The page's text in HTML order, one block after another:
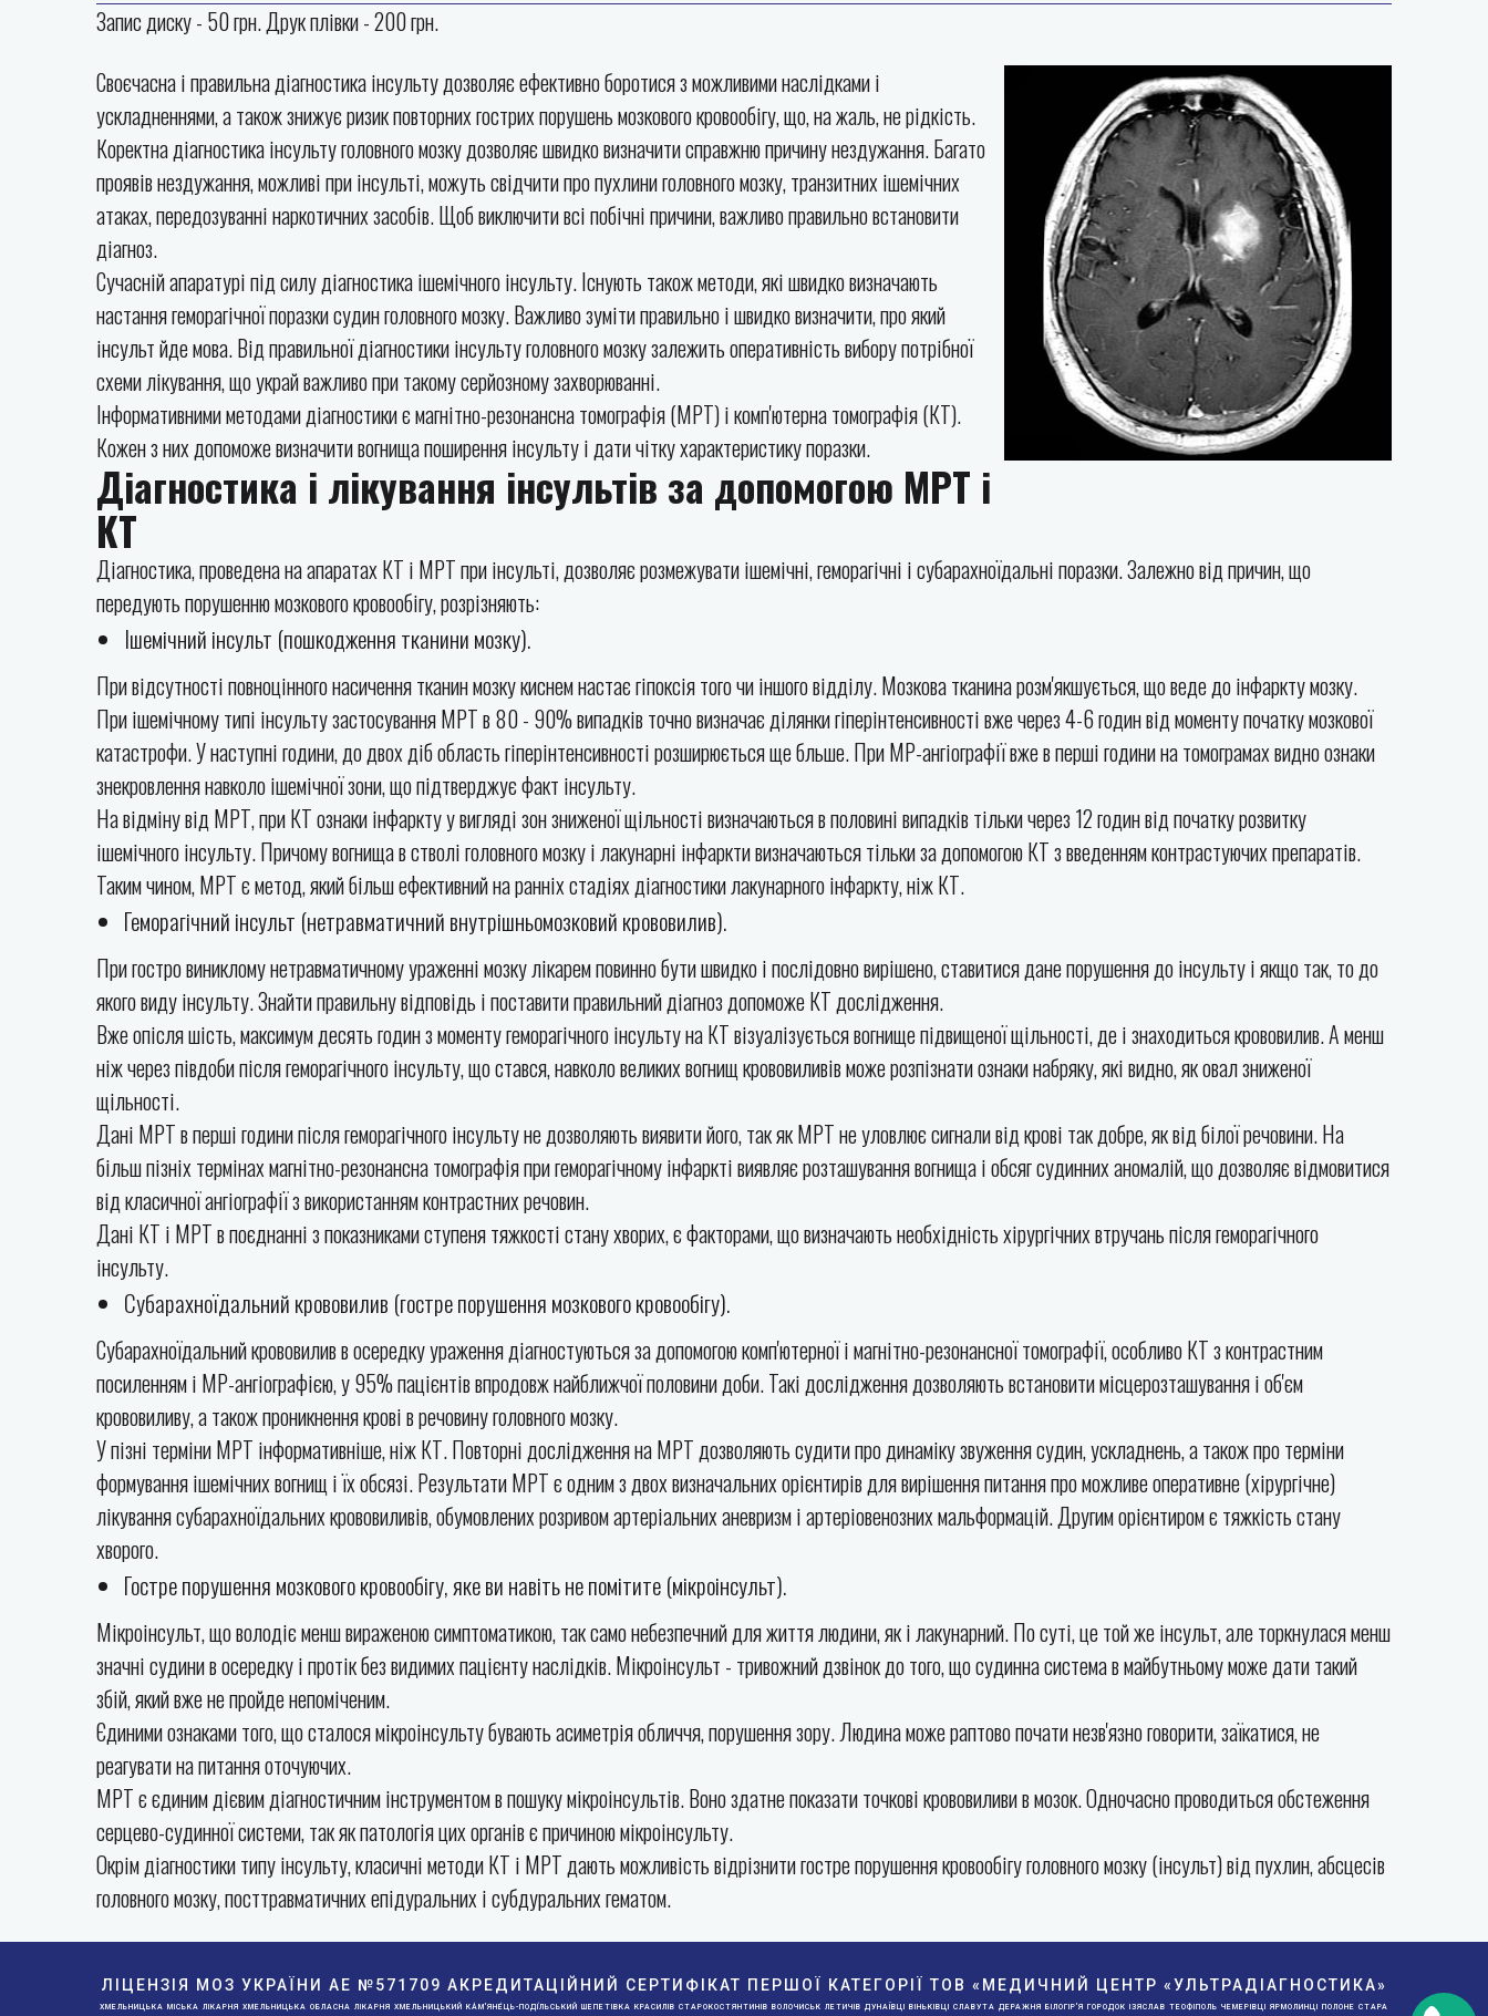
Запис диску - 50 грн. Друк плівки - 200 грн.
Своєчасна і правильна діагностика інсульту дозволяє ефективно боротися з можливими наслідками і
ускладненнями, а також знижує ризик повторних гострих порушень мозкового кровообігу, що, на жаль, не рідкість.
Коректна діагностика інсульту головного мозку дозволяє швидко визначити справжню причину нездужання. Багато
проявів нездужання, можливі при інсульті, можуть свідчити про пухлини головного мозку, транзитних ішемічних
атаках, передозуванні наркотичних засобів. Щоб виключити всі побічні причини, важливо правильно встановити
діагноз.
Сучасній апаратурі під силу діагностика ішемічного інсульту. Існують також методи, які швидко визначають
настання геморагічної поразки судин головного мозку. Важливо зуміти правильно і швидко визначити, про який
інсульт йде мова. Від правильної діагностики інсульту головного мозку залежить оперативність вибору потрібної
схеми лікування, що украй важливо при такому серйозному захворюванні.
Інформативними методами діагностики є магнітно-резонансна томографія (МРТ) і комп'ютерна томографія (КТ).
Кожен з них допоможе визначити вогнища поширення інсульту і дати чітку характеристику поразки.
Діагностика і лікування інсультів за допомогою МРТ і
КТ
Діагностика, проведена на апаратах КТ і МРТ при інсульті, дозволяє розмежувати ішемічні, геморагічні і субарахноїдальні поразки. Залежно від причин, що
передують порушенню мозкового кровообігу, розрізняють:
Ішемічний інсульт (пошкодження тканини мозку).
При відсутності повноцінного насичення тканин мозку киснем настає гіпоксія того чи іншого відділу. Мозкова тканина розм'якшується, що веде до інфаркту мозку.
При ішемічному типі інсульту застосування МРТ в 80 - 90% випадків точно визначає ділянки гіперінтенсивності вже через 4-6 годин від моменту початку мозкової
катастрофи. У наступні години, до двох діб область гіперінтенсивності розширюється ще бльше. При МР-ангіографії вже в перші години на томограмах видно ознаки
знекровлення навколо ішемічної зони, що підтверджує факт інсульту.
На відміну від МРТ, при КТ ознаки інфаркту у вигляді зон зниженої щільності визначаються в половині випадків тільки через 12 годин від початку розвитку
ішемічного інсульту. Причому вогнища в стволі головного мозку і лакунарні інфаркти визначаються тільки за допомогою КТ з введенням контрастуючих препаратів.
Таким чином, МРТ є метод, який більш ефективний на ранніх стадіях діагностики лакунарного інфаркту, ніж КТ.
Геморагічний інсульт (нетравматичний внутрішньомозковий крововилив).
При гостро виниклому нетравматичному ураженні мозку лікарем повинно бути швидко і послідовно вирішено, ставитися дане порушення до інсульту і якщо так, то до
якого виду інсульту. Знайти правильну відповідь і поставити правильний діагноз допоможе КТ дослідження.
Вже опісля шість, максимум десять годин з моменту геморагічного інсульту на КТ візуалізується вогнище підвищеної щільності, де і знаходиться крововилив. А менш
ніж через півдоби після геморагічного інсульту, що стався, навколо великих вогнищ крововиливів може розпізнати ознаки набряку, які видно, як овал зниженої
щільності.
Дані МРТ в перші години після геморагічного інсульту не дозволяють виявити його, так як МРТ не уловлює сигнали від крові так добре, як від білої речовини. На
більш пізніх термінах магнітно-резонансна томографія при геморагічному інфаркті виявляє розташування вогнища і обсяг судинних аномалій, що дозволяє відмовитися
від класичної ангіографії з використанням контрастних речовин.
Дані КТ і МРТ в поєднанні з показниками ступеня тяжкості стану хворих, є факторами, що визначають необхідність хірургічних втручань після геморагічного
інсульту.
Субарахноїдальний крововилив (гостре порушення мозкового кровообігу).
Субарахноїдальний крововилив в осередку ураження діагностуються за допомогою комп'ютерної і магнітно-резонансної томографії, особливо КТ з контрастним
посиленням і МР-ангіографією, у 95% пацієнтів впродовж найближчої половини доби. Такі дослідження дозволяють встановити місцерозташування і об'єм
крововиливу, а також проникнення крові в речовину головного мозку.
У пізні терміни МРТ інформативніше, ніж КТ. Повторні дослідження на МРТ дозволяють судити про динаміку звуження судин, ускладнень, а також про терміни
формування ішемічних вогнищ і їх обсязі. Результати МРТ є одним з двох визначальних орієнтирів для вирішення питання про можливе оперативне (хірургічне)
лікування субарахноїдальних крововиливів, обумовлених розривом артеріальних аневризм і артеріовенозних мальформацій. Другим орієнтиром є тяжкість стану
хворого.
Гостре порушення мозкового кровообігу, яке ви навіть не помітите (мікроінсульт).
Мікроінсульт, що володіє менш вираженою симптоматикою, так само небезпечний для життя людини, як і лакунарний. По суті, це той же інсульт, але торкнулася менш
значні судини в осередку і протік без видимих пацієнту наслідків. Мікроінсульт - тривожний дзвінок до того, що судинна система в майбутньому може дати такий
збій, який вже не пройде непоміченим.
Єдиними ознаками того, що сталося мікроінсульту бувають асиметрія обличчя, порушення зору. Людина може раптово почати незв'язно говорити, заїкатися, не
реагувати на питання оточуючих.
МРТ є єдиним дієвим діагностичним інструментом в пошуку мікроінсультів. Воно здатне показати точкові крововиливи в мозок. Одночасно проводиться обстеження
серцево-судинної системи, так як патологія цих органів є причиною мікроінсульту.
Окрім діагностики типу інсульту, класичні методи КТ і МРТ дають можливість відрізнити гостре порушення кровообігу головного мозку (інсульт) від пухлин, абсцесів
головного мозку, посттравматичних епідуральних і субдуральних гематом.
ЛІЦЕНЗІЯ МОЗ УКРАЇНИ АE №571709 АКРЕДИТАЦІЙНИЙ СЕРТИФІКАТ ПЕРШОЇ КАТЕГОРІЇ ТОВ «МЕДИЧНИЙ ЦЕНТР «УЛЬТРАДІАГНОСТИКА»
ХМЕЛЬНИЦЬКА МІСЬКА ЛІКАРНЯ ХМЕЛЬНИЦЬКА ОБЛАСНА ЛІКАРНЯ ХМЕЛЬНИЦЬКИЙ КА́М'ЯНЕ́ЦЬ-ПОДІ́ЛЬСЬКИЙ ШЕПЕТІВКА КРАСИЛІВ СТАРОКОСТЯНТИНІВ ВОЛОЧИСЬК ЛЕТИЧІВ ДУНАЇВЦІ ВІНЬКІВЦІ СЛАВУТА ДЕРАЖНЯ БІЛОГІР'Я ГОРОДОК ІЗЯСЛАВ ТЕОФІПОЛЬ ЧЕМЕРІВЦІ ЯРМОЛИНЦІ ПОЛОНЕ СТАРА